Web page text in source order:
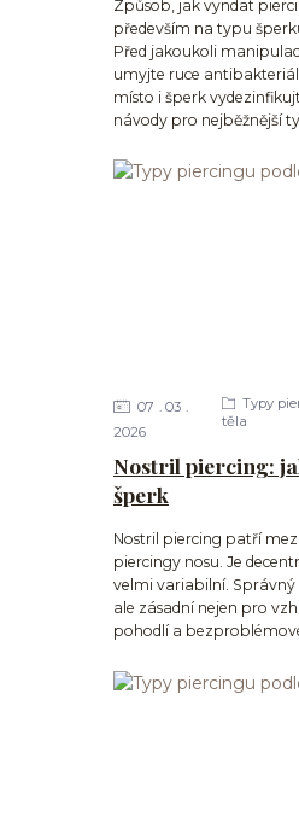
Způsob, jak vyndat
především na typu
Před jakoukoli
umyjte ruce
místo i šperk
návody pro nejběžnější
Nostril piercing:
šperk
07
03
2026
Typy
těla
Nostril piercing patří
piercingy nosu. Je
velmi variabilní. Správný
ale zásadní nejen pro
pohodlí a